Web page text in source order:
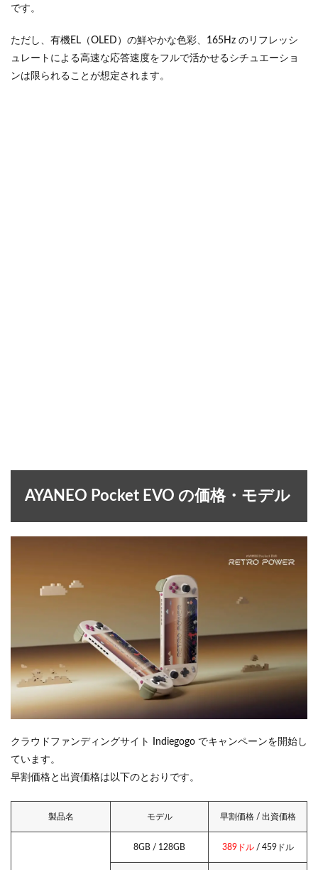
です。
ただし、有機EL（OLED）の鮮やかな色彩、165Hz のリフレッシ
ュレートによる高速な応答速度をフルで活かせるシチュエーショ
ンは限られることが想定されます。
AYANEO Pocket EVO の価格・モデル
クラウドファンディングサイト Indiegogo でキャンペーンを開始し
ています。
早割価格と出資価格は以下のとおりです。
製品名 モデル 早割価格 / 出資価格
8GB / 128GB 389ドル/ 459ドル